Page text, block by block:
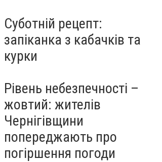
Суботній рецепт:
запіканка з кабачків та
курки
Рівень небезпечності –
жовтий: жителів
Чернігівщини
попереджають про
погіршення погоди